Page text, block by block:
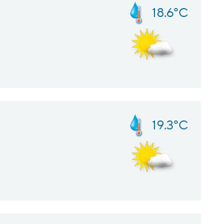
18.6°C
19.3°C